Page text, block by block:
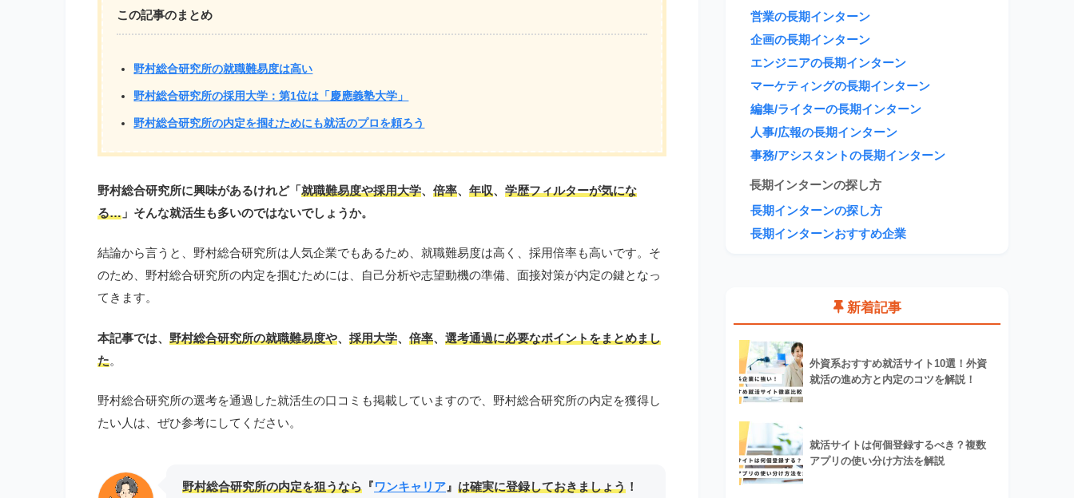
この記事のまとめ
野村総合研究所の就職難易度は高い
野村総合研究所の採用大学：第1位は「慶應義塾大学」
野村総合研究所の内定を掴むためにも就活のプロを頼ろう
野村総合研究所に興味があるけれど「 就職難易度や採用大学、 倍率、 年収、 学歴フィルターが気にな
る… 」そんな就活生も多いのではないでしょうか。
結論から言うと、野村総合研究所は人気企業でもあるため、就職難易度は高く、採用倍率も高いです。そ
のため、野村総合研究所の内定を掴むためには、自己分析や志望動機の準備、面接対策が内定の鍵となっ
てきます。
本記事では、 野村総合研究所の就職難易度や、 採用大学、 倍率、 選考通過に必要なポイントをまとめまし
た。
野村総合研究所の選考を通過した就活生の口コミも掲載していますので、野村総合研究所の内定を獲得し
たい人は、ぜひ参考にしてください。
野村総合研究所の内定を狙うなら 『ワンキャリア』 は確実に登録しておきましょう ！
営業の長期インターン
企画の長期インターン
エンジニアの長期インターン
マーケティングの長期インターン
編集/ライターの長期インターン
人事/広報の長期インターン
事務/アシスタントの長期インターン
長期インターンの探し方
長期インターンの探し方
長期インターンおすすめ企業
新着記事
外資系おすすめ就活サイト10選！外資
就活の進め方と内定のコツを解説！
就活サイトは何個登録するべき？複数
アプリの使い分け方法を解説